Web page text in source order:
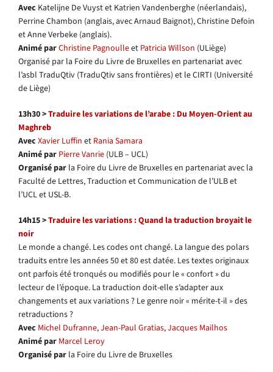
Avec Katelijne De Vuyst et Katrien Vandenberghe (néerlandais),
Perrine Chambon (anglais, avec Arnaud Baignot), Christine Defoin
et Anne Verbeke (anglais).
Animé parChristine Pagnoulleet Patricia Willson (ULiège)
Organisé par la Foire du Livre de Bruxelles en partenariat avec
l’asbl TraduQtiv (TraduQtiv sans frontières) et le CIRTI (Université
de Liège)
13h30 >Traduire les variations de l’arabe : Du Moyen-Orient au
Maghreb
Avec Xavier Luffin et Rania Samara
Animé par Pierre Vanrie (ULB – UCL)
Organisé par la Foire du Livre de Bruxelles en partenariat avec la
Faculté de Lettres, Traduction et Communication de l’ULB et
l’UCL et USL-B.
14h15 >Traduire les variations : Quand la traduction broyait le
noir
Le monde a changé. Les codes ont changé. La langue des polars
traduits entre les années 50 et 80 est datée. Les textes originaux
ont parfois été tronqués ou modifiés pour le « confort » du
lecteur de l’époque. La traduction doit-elle s’adapter aux
changements et aux variations ? Le genre noir « mérite-t-il » des
retraductions ?
Avec Michel Dufranne,Jean-Paul Gratias,Jacques Mailhos
Animé par Marcel Leroy
Organisé par la Foire du Livre de Bruxelles